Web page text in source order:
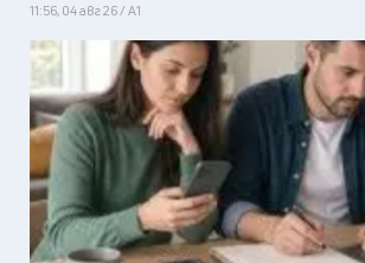
11:56, 04 авг 26 / А1